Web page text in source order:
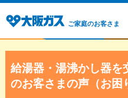
ご家庭のお客さま
給湯器・湯沸かし器を
のお客さまの声（お困